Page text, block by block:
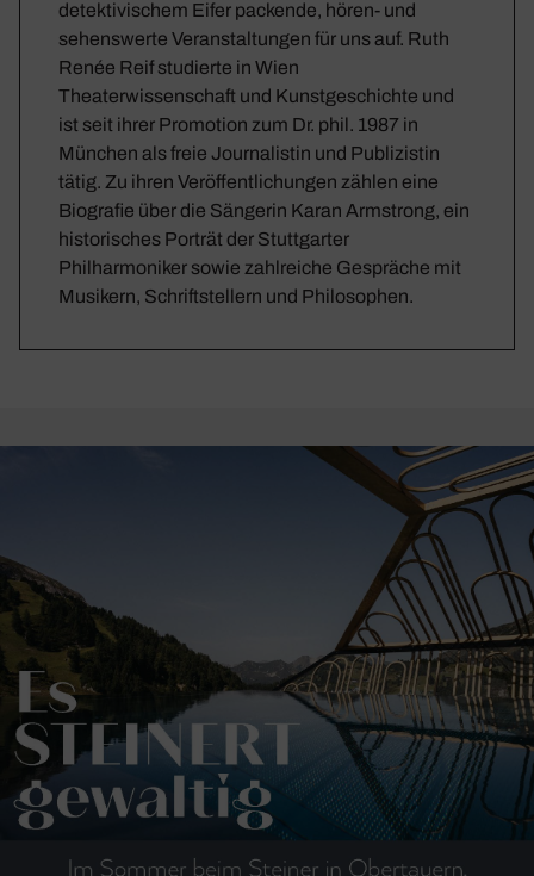
detektivischem Eifer packende, hören- und
sehenswerte Veranstaltungen für uns auf. Ruth
Renée Reif studierte in Wien
Theaterwissenschaft und Kunstgeschichte und
ist seit ihrer Promotion zum Dr. phil. 1987 in
München als freie Journalistin und Publizistin
tätig. Zu ihren Veröffentlichungen zählen eine
Biografie über die Sängerin Karan Armstrong, ein
historisches Porträt der Stuttgarter
Philharmoniker sowie zahlreiche Gespräche mit
Musikern, Schriftstellern und Philosophen.